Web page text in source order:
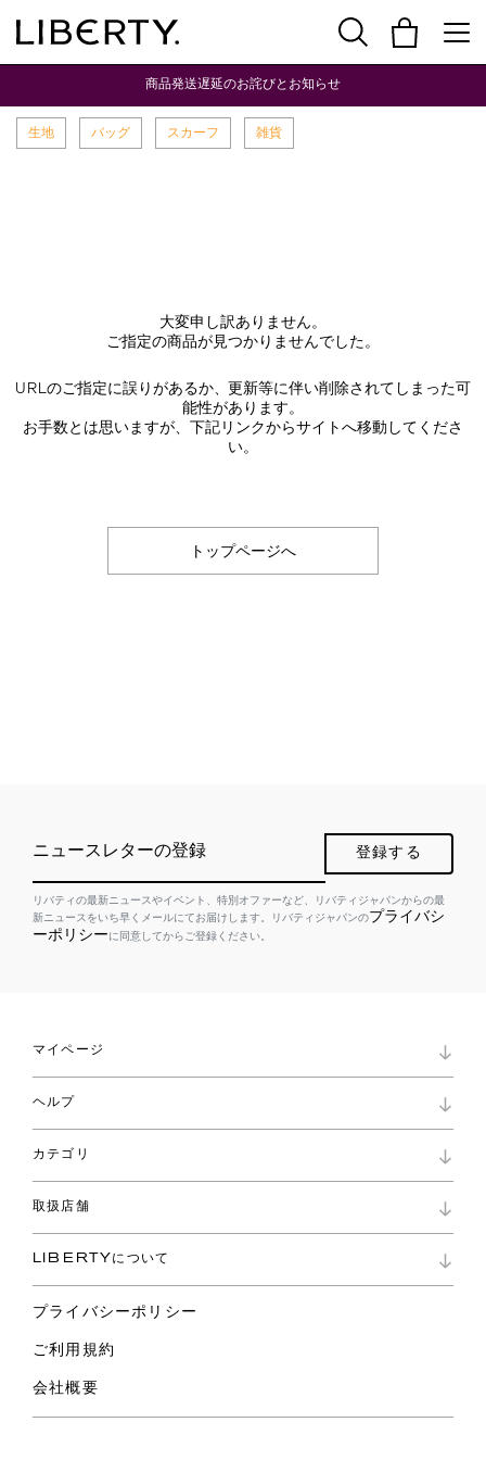
商品発送遅延のお詫びとお知らせ
生地 バッグ スカーフ 雑貨
大変申し訳ありません。
ご指定の商品が見つかりませんでした。
URLのご指定に誤りがあるか、更新等に伴い削除されてしまった可
能性があります。
お手数とは思いますが、下記リンクからサイトへ移動してくださ
い。
トップページへ
ニュースレターの登録 登録する
リバティの最新ニュースやイベント、特別オファーなど、リバティジャパンからの最
新ニュースをいち早くメールにてお届けします。リバティジャパンのプライバシ
ーポリシーに同意してからご登録ください。
マイページ
ロイヤリティプログラム
パスワード再設定
ショッピングバッグ
ヘルプ
お問い合わせ
よくあるご質問
ご利用ガイド
カテゴリ
コレクション
ファブリックス
バッグ
スカーフ
ウェア
ライフスタイル
スペシャル
取扱店舗
リバティ・ファブリックス
LIBERTYについて
プライバシーポリシー
ご利用規約
会社概要